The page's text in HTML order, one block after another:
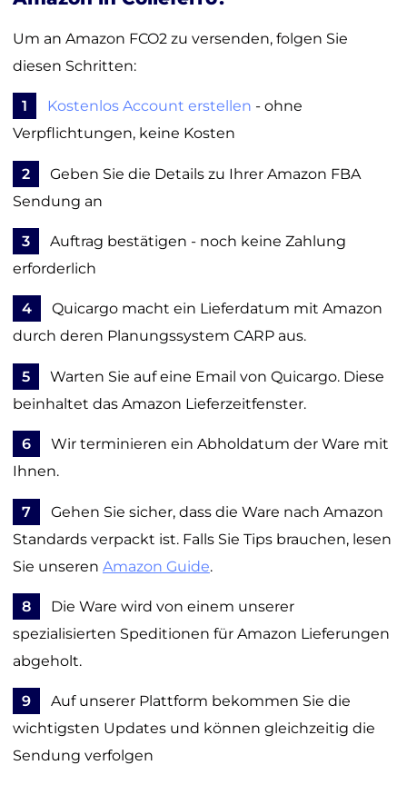
Um an Amazon FCO2 zu versenden, folgen Sie
diesen Schritten:
1 Kostenlos Account erstellen - ohne
Verpflichtungen, keine Kosten
2
Geben Sie die Details zu Ihrer Amazon FBA
Sendung an
3
Auftrag bestätigen - noch keine Zahlung
erforderlich
4
Quicargo macht ein Lieferdatum mit Amazon
durch deren Planungssystem CARP aus.
5
Warten Sie auf eine Email von Quicargo. Diese
beinhaltet das Amazon Lieferzeitfenster.
6
Wir terminieren ein Abholdatum der Ware mit
Ihnen.
7
Gehen Sie sicher, dass die Ware nach Amazon
Standards verpackt ist. Falls Sie Tips brauchen, lesen
Sie unseren Amazon Guide.
8
Die Ware wird von einem unserer
spezialisierten Speditionen für Amazon Lieferungen
abgeholt.
9
Auf unserer Plattform bekommen Sie die
wichtigsten Updates und können gleichzeitig die
Sendung verfolgen